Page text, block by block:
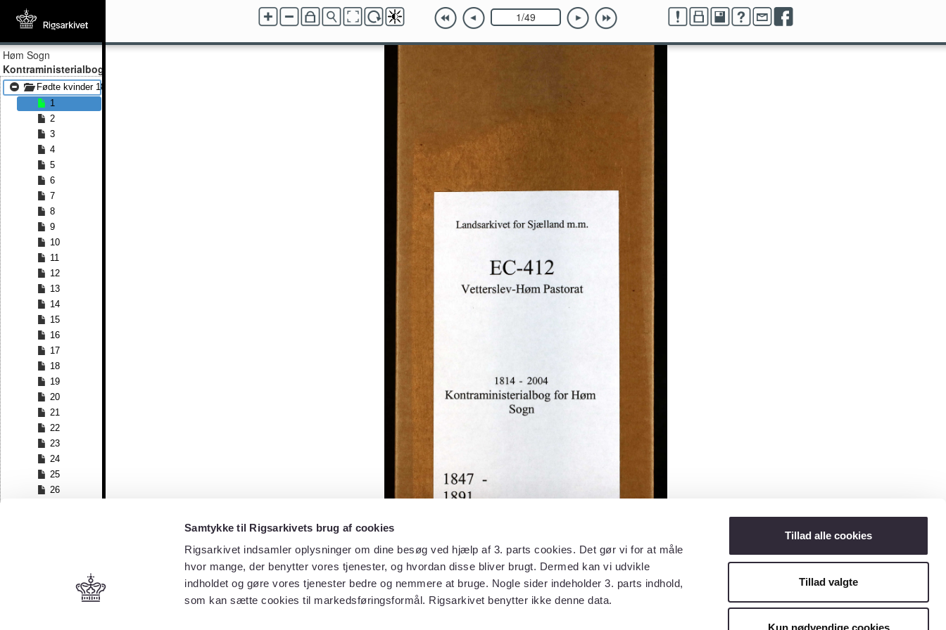
Samtykke til Rigsarkivets brug af cookies
Rigsarkivet indsamler oplysninger om dine besøg ved hjælp af 3. parts cookies. Det gør vi for at måle
hvor mange, der benytter vores tjenester, og hvordan disse bliver brugt. Dermed kan vi udvikle
indholdet og gøre vores tjenester bedre og nemmere at bruge. Nogle sider indeholder 3. parts indhold,
som kan sætte cookies til markedsføringsformål. Rigsarkivet benytter ikke denne data.
Tillad alle cookies
Tillad valgte
Kun nødvendige cookies
Høm Sogn
Kontraministerialbog
Fødte kvinder 1847 - Fødte kvinder 1890
1
2
3
4
5
6
7
8
9
10
11
12
13
14
15
16
17
18
19
20
21
22
23
24
25
26